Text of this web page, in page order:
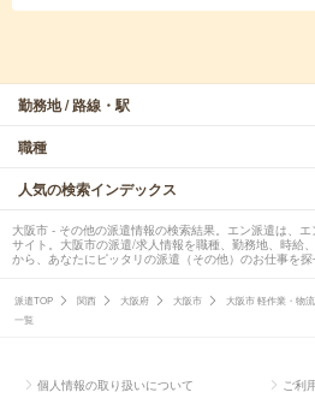
勤務地 / 路線・駅
職種
人気の検索インデックス
大阪市 - その他の派遣情報の検索結果。エン派遣は、
サイト。大阪市の派遣/求人情報を職種、勤務地、時給
から、あなたにピッタリの派遣（その他）のお仕事を探
派遣TOP 関西 大阪府 大阪市 大阪市 軽作業・物
一覧
個人情報の取り扱いについて ご利